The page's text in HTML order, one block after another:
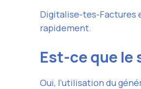
Digitalise-tes-Factures
rapidement.
Est-ce que
Oui, l’utilisation du